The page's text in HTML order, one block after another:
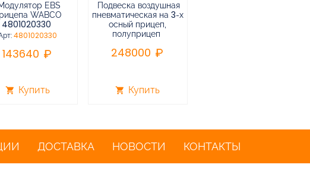
EBS
WABCO
4801020330
4801020330
143640
shopping_cart Купить
Подвеска воздушная
пневматическая на 3-х
осный прицеп,
полуприцеп
248000
shopping_cart Купить
ДОСТАВКА НОВОСТИ КОНТАКТЫ